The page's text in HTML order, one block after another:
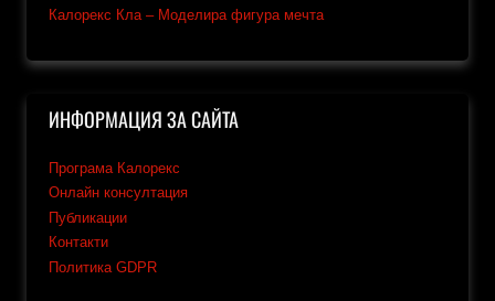
Калорекс Кла – Моделира фигура мечта
ИНФОРМАЦИЯ ЗА САЙТА
Програма Калорекс
Онлайн консултация
Публикации
Контакти
Политика GDPR